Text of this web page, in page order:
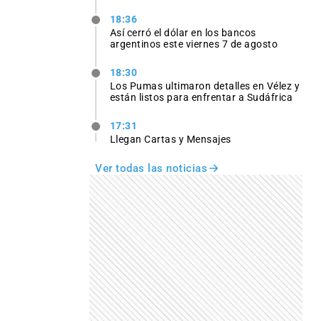
18:36
Así cerró el dólar en los bancos
argentinos este viernes 7 de agosto
18:30
Los Pumas ultimaron detalles en Vélez y
están listos para enfrentar a Sudáfrica
17:31
Llegan Cartas y Mensajes
Ver todas las noticias